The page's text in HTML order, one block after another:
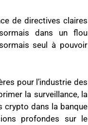
de directives claires
dans un flou
seul à pouvoir
pour l’industrie des
la surveillance, la
crypto dans la banque
profondes sur le